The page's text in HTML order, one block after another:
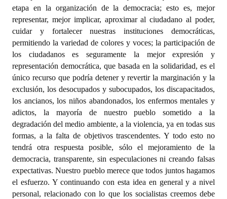
etapa en la organización de la democracia; esto es, mejor
representar, mejor implicar, aproximar al ciudadano al poder,
cuidar y fortalecer nuestras instituciones democráticas,
permitiendo la variedad de colores y voces; la participación de
los ciudadanos es seguramente la mejor expresión y
representación democrática, que basada en la solidaridad, es el
único recurso que podría detener y revertir la marginación y la
exclusión, los desocupados y subocupados, los discapacitados,
los ancianos, los niños abandonados, los enfermos mentales y
adictos, la mayoría de nuestro pueblo sometido a la
degradación del medio ambiente, a la violencia, ya en todas sus
formas, a la falta de objetivos trascendentes. Y todo esto no
tendrá otra respuesta posible, sólo el mejoramiento de la
democracia, transparente, sin especulaciones ni creando falsas
expectativas. Nuestro pueblo merece que todos juntos hagamos
el esfuerzo. Y continuando con esta idea en general y a nivel
personal, relacionado con lo que los socialistas creemos debe